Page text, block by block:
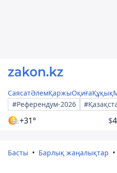
СаясатӘлемҚаржыОқиғаҚұқық
#Референдум-2026
+31° $
Басты Барлық жаңалықтар